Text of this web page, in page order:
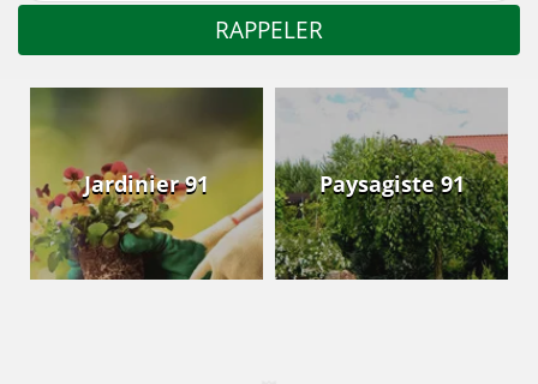
Jardinier 91 Paysagiste 91